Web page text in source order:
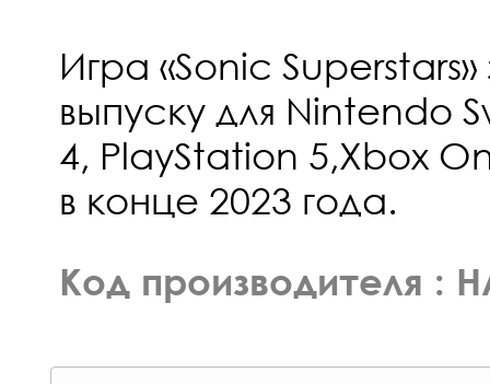
Игра «Sonic
выпуску для Nintendo
4, PlayStation 5,Xbox
в конце 2023 года.
Код производителя :